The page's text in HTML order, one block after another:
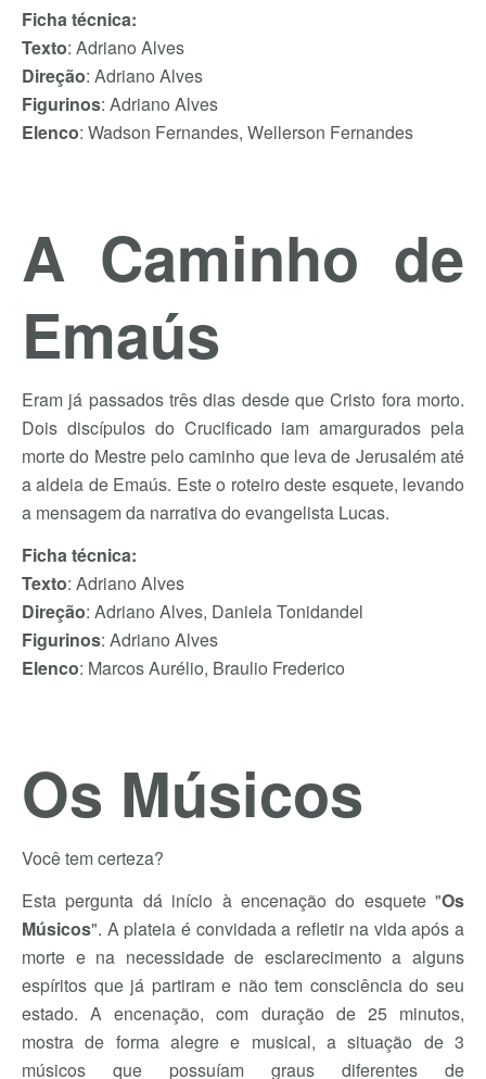
Ficha técnica:
Texto: Adriano Alves
Direção: Adriano Alves
Figurinos: Adriano Alves
Elenco: Wadson Fernandes, Wellerson Fernandes
A Caminho de
Emaús
Eram já passados três dias desde que Cristo fora morto.
Dois discípulos do Crucificado iam amargurados pela
morte do Mestre pelo caminho que leva de Jerusalém até
a aldeia de Emaús. Este o roteiro deste esquete, levando
a mensagem da narrativa do evangelista Lucas.
Ficha técnica:
Texto: Adriano Alves
Direção: Adriano Alves, Daniela Tonidandel
Figurinos: Adriano Alves
Elenco: Marcos Aurélio, Braulio Frederico
Os Músicos
Você tem certeza?
Esta pergunta dá início à encenação do esquete "Os
Músicos". A plateia é convidada a refletir na vida após a
morte e na necessidade de esclarecimento a alguns
espíritos que já partiram e não tem consciência do seu
estado. A encenação, com duração de 25 minutos,
mostra de forma alegre e musical, a situação de 3
músicos que possuíam graus diferentes de